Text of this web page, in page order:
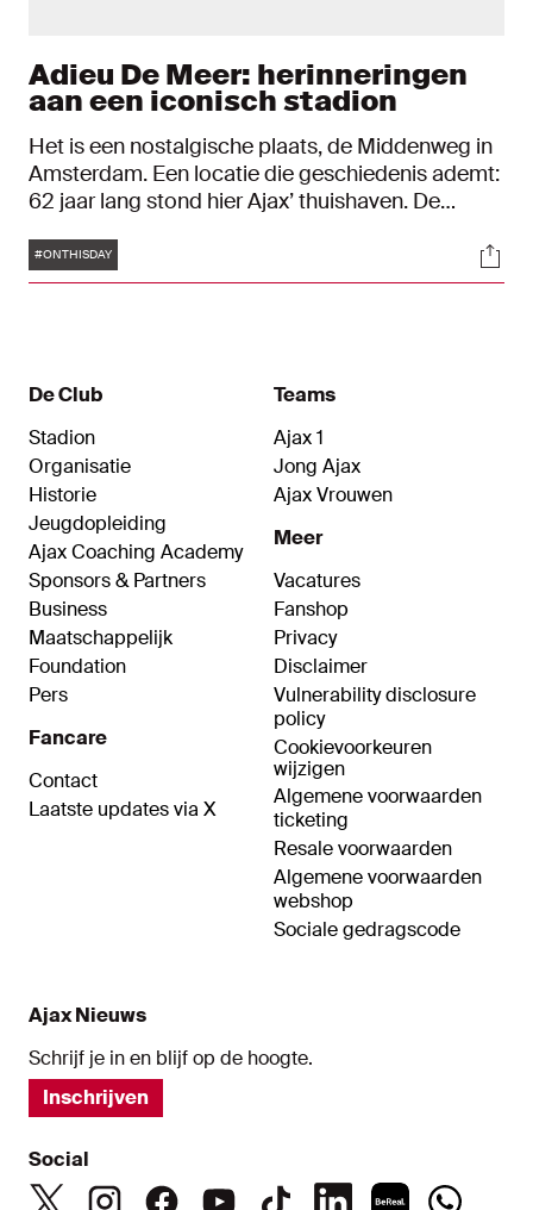
Adieu De Meer: herinneringen
aan een iconisch stadion
Het is een nostalgische plaats, de Middenweg in
Amsterdam. Een locatie die geschiedenis ademt:
62 jaar lang stond hier Ajax’ thuishaven. De
gespeeld op 28 april 1996 en het afscheid was
op 5 en 6 augustus van dat jaar. In deze
Tags
#ONTHISDAY
De Club
Stadion
Organisatie
Historie
Jeugdopleiding
Ajax Coaching Academy
Sponsors & Partners
Business
Maatschappelijk
Foundation
Pers
Fancare
Contact
Laatste updates via X
Teams
Ajax 1
Jong Ajax
Ajax Vrouwen
Meer
Vacatures
Fanshop
Privacy
Disclaimer
Vulnerability disclosure
policy
Cookievoorkeuren
wijzigen
Algemene voorwaarden
ticketing
Resale voorwaarden
Algemene voorwaarden
webshop
Sociale gedragscode
Ajax Nieuws
Schrijf je in en blijf op de hoogte.
Inschrijven
Social